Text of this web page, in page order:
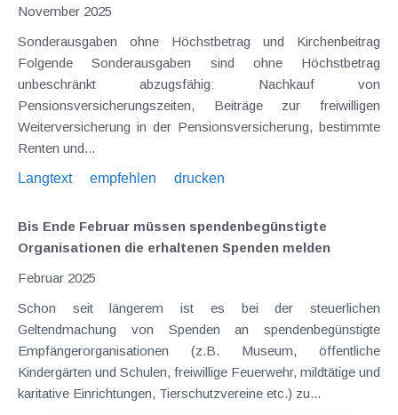
November 2025
Sonderausgaben ohne Höchstbetrag und Kirchenbeitrag
Folgende Sonderausgaben sind ohne Höchstbetrag
unbeschränkt abzugsfähig: Nachkauf von
Pensionsversicherungszeiten, Beiträge zur freiwilligen
Weiterversicherung in der Pensionsversicherung, bestimmte
Renten und...
Langtext
empfehlen drucken
Bis Ende Februar müssen spendenbegünstigte
Organisationen die erhaltenen Spenden melden
Februar 2025
Schon seit längerem ist es bei der steuerlichen
Geltendmachung von Spenden an spendenbegünstigte
Empfängerorganisationen (z.B. Museum, öffentliche
Kindergärten und Schulen, freiwillige Feuerwehr, mildtätige und
karitative Einrichtungen, Tierschutzvereine etc.) zu...